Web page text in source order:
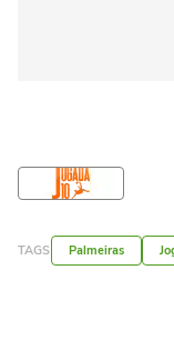
TAGS Palmeiras